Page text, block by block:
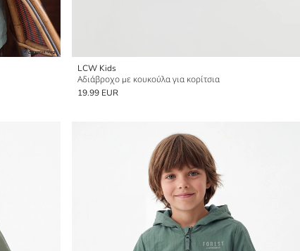
LCW Kids
Αδιάβροχο με κουκούλα για κορίτσια
19.99 EUR